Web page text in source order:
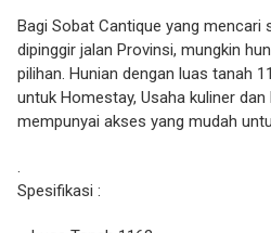
Bagi Sobat Cantique yang mencari
dipinggir jalan Provinsi, mungkin
pilihan. Hunian dengan luas tanah
untuk Homestay, Usaha kuliner
mempunyai akses yang mudah
.
Spesifikasi :